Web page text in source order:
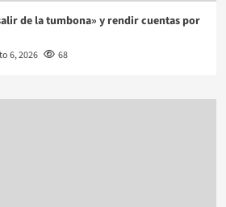
de la tumbona» y rendir cuentas por
6, 2026 68